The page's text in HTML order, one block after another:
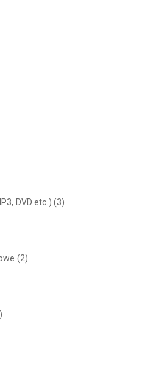
DVD etc.) (3)
(2)